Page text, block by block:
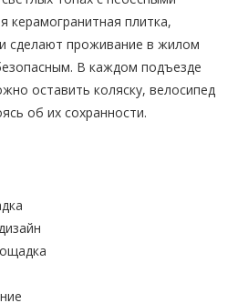
керамогранитная плитка,
сделают проживание в жилом
В каждом подъезде
оставить коляску, велосипед
об их сохранности.